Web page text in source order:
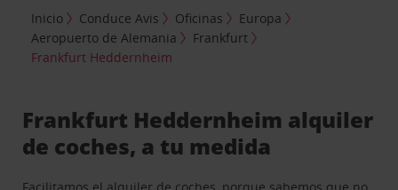
Inicio Conduce Avis Oficinas
Europa
Aeropuerto de Alemania
Frankfurt
Frankfurt Heddernheim
Frankfurt Heddernheim alquiler
de coches, a tu medida
Facilitamos el alquiler de coches, porque sabemos que no